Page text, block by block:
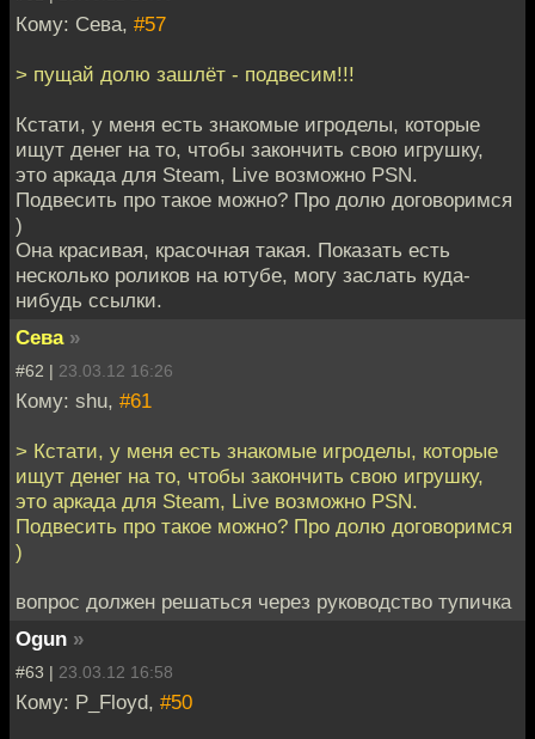
Кому: Сева, #57
> пущай долю зашлёт - подвесим!!!
Кстати, у меня есть знакомые игроделы, которые
ищут денег на то, чтобы закончить свою игрушку,
это аркада для Steam, Live возможно PSN.
Подвесить про такое можно? Про долю договоримся
)
Она красивая, красочная такая. Показать есть
несколько роликов на ютубе, могу заслать куда-
нибудь ссылки.
Сева »
#62 | 23.03.12 16:26
Кому: shu, #61
> Кстати, у меня есть знакомые игроделы, которые
ищут денег на то, чтобы закончить свою игрушку,
это аркада для Steam, Live возможно PSN.
Подвесить про такое можно? Про долю договоримся
)
вопрос должен решаться через руководство тупичка
Ogun »
#63 | 23.03.12 16:58
Кому: P_Floyd, #50